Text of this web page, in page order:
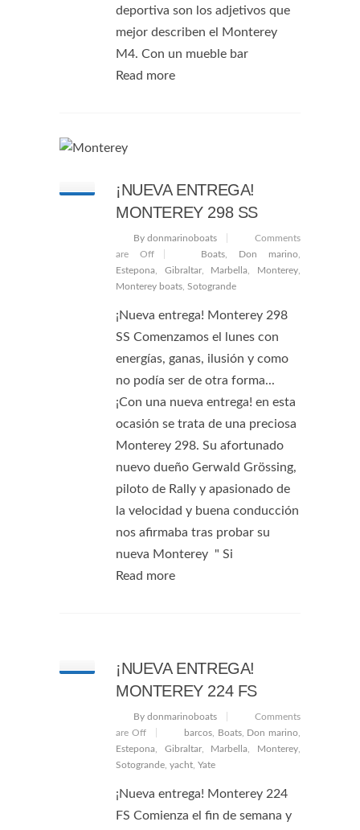
deportiva son los adjetivos que
mejor describen el Monterey
M4. Con un mueble bar
Read more
¡NUEVA ENTREGA!
MONTEREY 298 SS
By donmarinoboats
Comments
are Off
Boats Don marino
Estepona
Gibraltar, Marbella Monterey
Monterey boats Sotogrande
¡Nueva entrega! Monterey 298
SS Comenzamos el lunes con
energías, ganas, ilusión y como
no podía ser de otra forma...
¡Con una nueva entrega! en esta
ocasión se trata de una preciosa
Monterey 298. Su afortunado
nuevo dueño Gerwald Grössing,
piloto de Rally y apasionado de
la velocidad y buena conducción
nos afirmaba tras probar su
nueva Monterey " Si
Read more
¡NUEVA ENTREGA!
MONTEREY 224 FS
By donmarinoboats
Comments
are Off
barcos Boats, Don marino
Estepona
Gibraltar, Marbella Monterey
Sotogrande yacht Yate
¡Nueva entrega! Monterey 224
FS Comienza el fin de semana y